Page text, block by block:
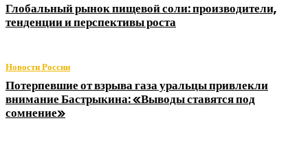
Глобальный рынок пищевой соли: производители,
тенденции и перспективы роста
Новости России
Потерпевшие от взрыва газа уральцы привлекли
внимание Бастрыкина: «Выводы ставятся под
сомнение»